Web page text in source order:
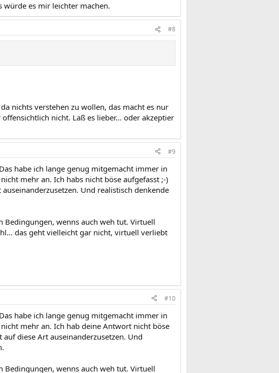
würde es mir leichter machen.
#8
nichts verstehen zu wollen, das macht es nur
nicht. Laß es lieber... oder akzeptier
#9
habe ich lange genug mitgemacht immer in
mehr an. Ich habs nicht böse aufgefasst ;-)
Und realistisch denkende
Bedingungen, wenns auch weh tut. Virtuell
das geht vielleicht gar nicht, virtuell verliebt
#10
habe ich lange genug mitgemacht immer in
mehr an. Ich hab deine Antwort nicht böse
diese Art auseinanderzusetzen. Und
Bedingungen, wenns auch weh tut. Virtuell